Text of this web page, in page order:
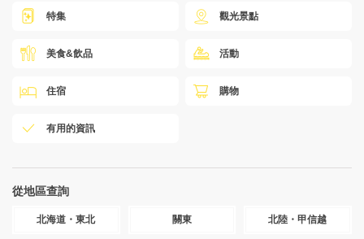
特集 觀光景點
美食&飲品 活動
住宿 購物
有用的資訊
從地區查詢
北海道・東北 關東 北陸・甲信越